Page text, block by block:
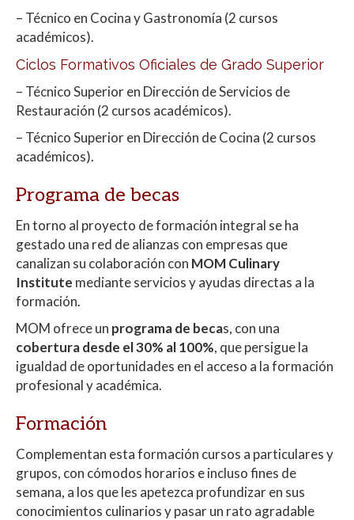
– Técnico en Cocina y Gastronomía (2 cursos
académicos).
Ciclos Formativos Oficiales de Grado Superior
– Técnico Superior en Dirección de Servicios de
Restauración (2 cursos académicos).
– Técnico Superior en Dirección de Cocina (2 cursos
académicos).
Programa de becas
En torno al proyecto de formación integral se ha
gestado una red de alianzas con empresas que
canalizan su colaboración con MOM Culinary
Institute mediante servicios y ayudas directas a la
formación.
MOM ofrece un programa de becas, con una
cobertura desde el 30% al 100%, que persigue la
igualdad de oportunidades en el acceso a la formación
profesional y académica.
Formación
Complementan esta formación cursos a particulares y
grupos, con cómodos horarios e incluso fines de
semana, a los que les apetezca profundizar en sus
conocimientos culinarios y pasar un rato agradable